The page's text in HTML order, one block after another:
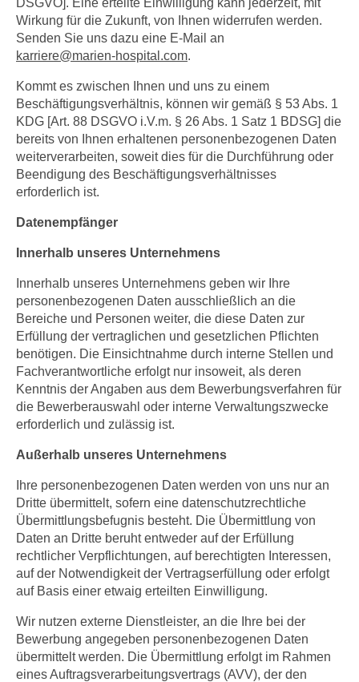
Wirkung für die Zukunft, von Ihnen widerrufen werden.
Senden Sie uns dazu eine E-Mail an
karriere@marien-hospital.com.
Kommt es zwischen Ihnen und uns zu einem
Beschäftigungsverhältnis, können wir gemäß § 53 Abs. 1
KDG [Art. 88 DSGVO i.V.m. § 26 Abs. 1 Satz 1 BDSG] die
bereits von Ihnen erhaltenen personenbezogenen Daten
weiterverarbeiten, soweit dies für die Durchführung oder
Beendigung des Beschäftigungsverhältnisses
erforderlich ist.
Datenempfänger
Innerhalb unseres Unternehmens
Innerhalb unseres Unternehmens geben wir Ihre
personenbezogenen Daten ausschließlich an die
Bereiche und Personen weiter, die diese Daten zur
Erfüllung der vertraglichen und gesetzlichen Pflichten
benötigen. Die Einsichtnahme durch interne Stellen und
Fachverantwortliche erfolgt nur insoweit, als deren
Kenntnis der Angaben aus dem Bewerbungsverfahren für
die Bewerberauswahl oder interne Verwaltungszwecke
erforderlich und zulässig ist.
Außerhalb unseres Unternehmens
Ihre personenbezogenen Daten werden von uns nur an
Dritte übermittelt, sofern eine datenschutzrechtliche
Übermittlungsbefugnis besteht. Die Übermittlung von
Daten an Dritte beruht entweder auf der Erfüllung
rechtlicher Verpflichtungen, auf berechtigten Interessen,
auf der Notwendigkeit der Vertragserfüllung oder erfolgt
auf Basis einer etwaig erteilten Einwilligung.
Wir nutzen externe Dienstleister, an die Ihre bei der
Bewerbung angegeben personenbezogenen Daten
übermittelt werden. Die Übermittlung erfolgt im Rahmen
eines Auftragsverarbeitungsvertrags (AVV), der den